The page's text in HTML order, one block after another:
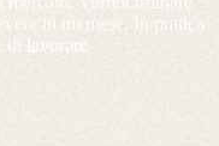
in un mese. In pratica
di
lavorare